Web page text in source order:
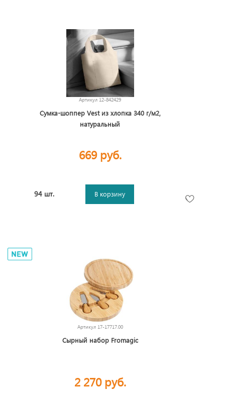
Артикул 12-842429
Сумка-шоппер Vest из хлопка 340 г/м2,
натуральный
669 руб.
94 шт. В корзину
Артикул 17-17717.00
Сырный набор Fromagic
2 270 руб.